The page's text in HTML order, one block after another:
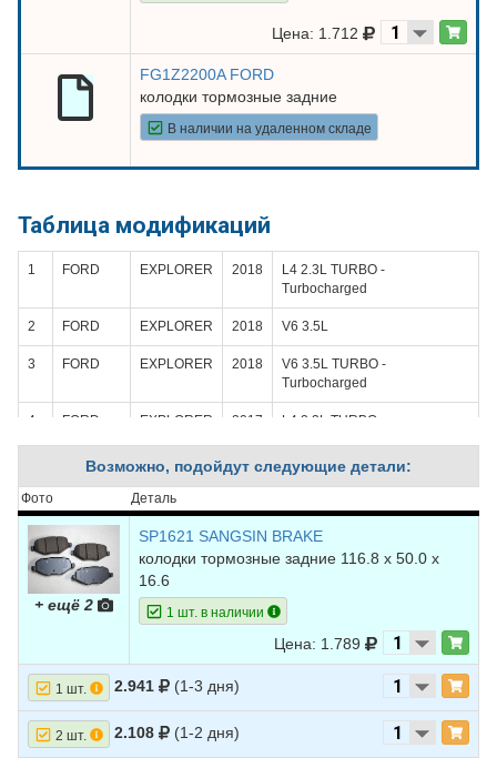
Цена: 1.712
FG1Z2200A FORD
колодки тормозные задние
В наличии на удаленном складе
Таблица модификаций
1 FORD EXPLORER 2018
L4 2.3L TURBO -
Turbocharged
2 FORD EXPLORER 2018 V6 3.5L
3 FORD EXPLORER 2018
V6 3.5L TURBO -
Turbocharged
4 FORD EXPLORER 2017
L4 2.3L TURBO -
EXPLORER 2017 V6 3.5L
6 FORD EXPLORER 2017
V6 3.5L TURBO -
Turbocharged
7 FORD EXPLORER
L4 2.3L TURBO -
EXPLORER 2016 V6 3.5L
9 FORD EXPLORER 2016
V6 3.5L TURBO -
10 FORD EXPLORER
L4 2.0L TURBO -
Возможно, подойдут следующие детали:
Фото Деталь
+ ещё 2
SP1621 SANGSIN BRAKE
колодки тормозные задние 116.8 х 50.0 х
16.6
1 шт. в наличии
Цена: 1.789
1 шт. 2.941 (1-3 дня)
2 шт. 2.108 (1-2 дня)